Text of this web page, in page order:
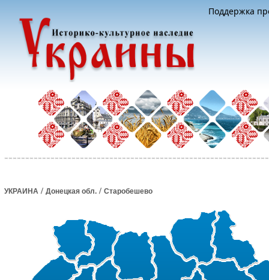
Поддержка
УКРАИНА / Донецкая обл. / Старобешево